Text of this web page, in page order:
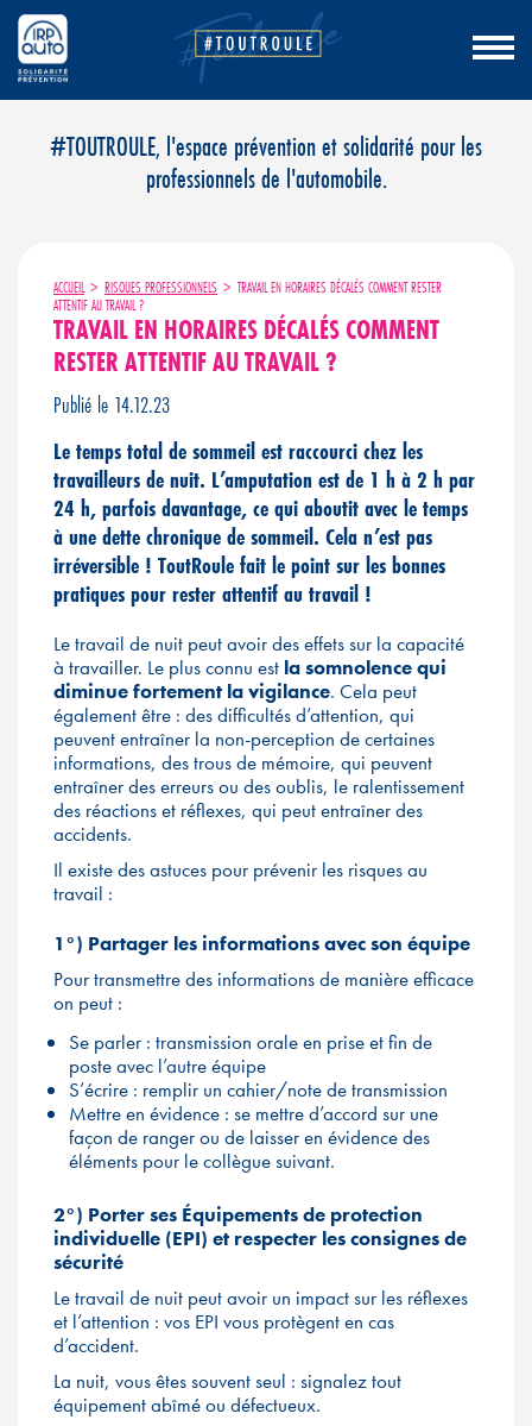
#TOUTROULE, l'espace prévention et solidarité pour les
professionnels de l'automobile.
ACCUEIL > RISQUES PROFESSIONNELS > TRAVAIL EN HORAIRES DÉCALÉS COMMENT RESTER
ATTENTIF AU TRAVAIL ?
TRAVAIL EN HORAIRES DÉCALÉS COMMENT
RESTER ATTENTIF AU TRAVAIL ?
Publié le 14.12.23
Le temps total de sommeil est raccourci chez les
travailleurs de nuit. L’amputation est de 1 h à 2 h par
24 h, parfois davantage, ce qui aboutit avec le temps
à une dette chronique de sommeil. Cela n’est pas
irréversible ! ToutRoule fait le point sur les bonnes
pratiques pour rester attentif au travail !
Le travail de nuit peut avoir des effets sur la capacité
à travailler. Le plus connu est la somnolence qui
diminue fortement la vigilance. Cela peut
également être : des difficultés d’attention, qui
peuvent entraîner la non-perception de certaines
informations, des trous de mémoire, qui peuvent
entraîner des erreurs ou des oublis, le ralentissement
des réactions et réflexes, qui peut entraîner des
accidents.
Il existe des astuces pour prévenir les risques au
travail :
1°) Partager les informations avec son équipe
Pour transmettre des informations de manière efficace
on peut :
Se parler : transmission orale en prise et fin de
poste avec l’autre équipe
S’écrire : remplir un cahier/note de transmission
Mettre en évidence : se mettre d’accord sur une
façon de ranger ou de laisser en évidence des
éléments pour le collègue suivant.
2°) Porter ses Équipements de protection
individuelle (EPI) et respecter les consignes de
sécurité
Le travail de nuit peut avoir un impact sur les réflexes
et l’attention : vos EPI vous protègent en cas
d’accident.
La nuit, vous êtes souvent seul : signalez tout
équipement abîmé ou défectueux.